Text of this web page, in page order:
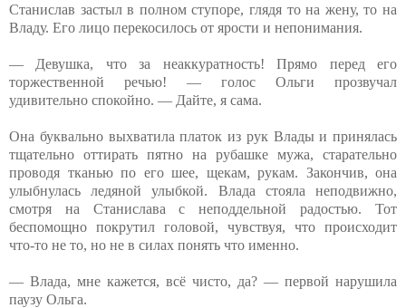
Станислав застыл в полном ступоре, глядя то на жену, то на
Владу. Его лицо перекосилось от ярости и непонимания.
— Девушка, что за неаккуратность! Прямо перед его
торжественной речью! — голос Ольги прозвучал
удивительно спокойно. — Дайте, я сама.
Она буквально выхватила платок из рук Влады и принялась
тщательно оттирать пятно на рубашке мужа, старательно
проводя тканью по его шее, щекам, рукам. Закончив, она
улыбнулась ледяной улыбкой. Влада стояла неподвижно,
смотря на Станислава с неподдельной радостью. Тот
беспомощно покрутил головой, чувствуя, что происходит
что-то не то, но не в силах понять что именно.
— Влада, мне кажется, всё чисто, да? — первой нарушила
паузу Ольга.